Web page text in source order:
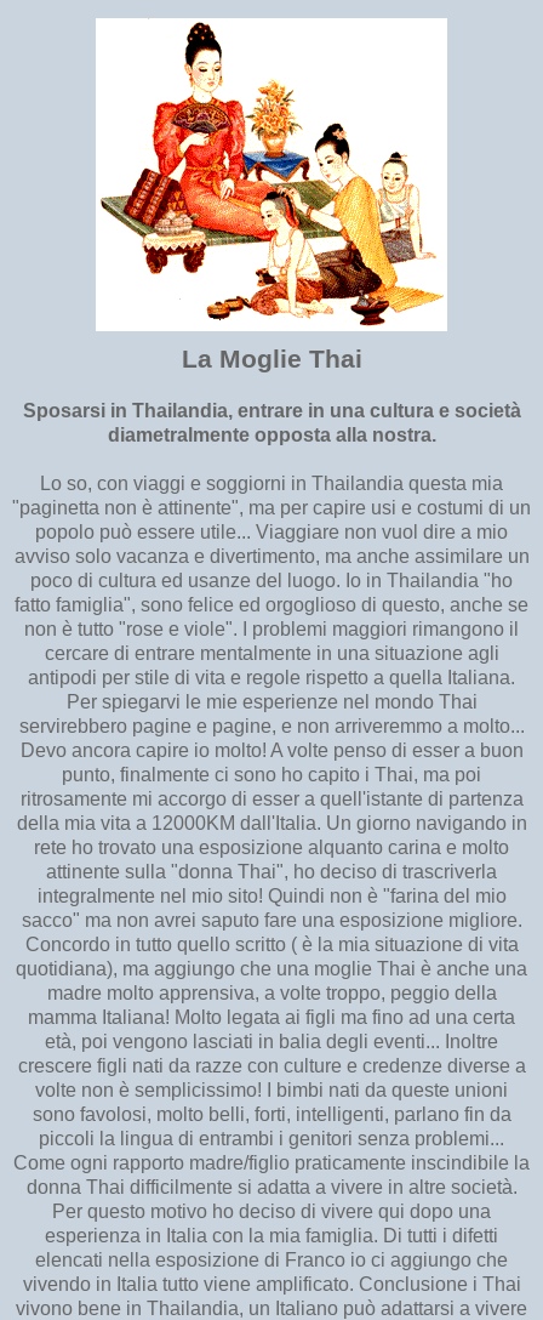
La Moglie Thai
Sposarsi in Thailandia, entrare in una cultura e società
diametralmente opposta alla nostra.
Lo so, con viaggi e soggiorni in Thailandia questa mia
"paginetta non è attinente", ma per capire usi e costumi di un
popolo può essere utile... Viaggiare non vuol dire a mio
avviso solo vacanza e divertimento, ma anche assimilare un
poco di cultura ed usanze del luogo. Io in Thailandia "ho
fatto famiglia", sono felice ed orgoglioso di questo, anche se
non è tutto "rose e viole". I problemi maggiori rimangono il
cercare di entrare mentalmente in una situazione agli
antipodi per stile di vita e regole rispetto a quella Italiana.
Per spiegarvi le mie esperienze nel mondo Thai
servirebbero pagine e pagine, e non arriveremmo a molto...
Devo ancora capire io molto! A volte penso di esser a buon
punto, finalmente ci sono ho capito i Thai, ma poi
ritrosamente mi accorgo di esser a quell'istante di partenza
della mia vita a 12000KM dall'Italia. Un giorno navigando in
rete ho trovato una esposizione alquanto carina e molto
attinente sulla "donna Thai", ho deciso di trascriverla
integralmente nel mio sito! Quindi non è "farina del mio
sacco" ma non avrei saputo fare una esposizione migliore.
Concordo in tutto quello scritto ( è la mia situazione di vita
quotidiana), ma aggiungo che una moglie Thai è anche una
madre molto apprensiva, a volte troppo, peggio della
mamma Italiana! Molto legata ai figli ma fino ad una certa
età, poi vengono lasciati in balia degli eventi... Inoltre
crescere figli nati da razze con culture e credenze diverse a
volte non è semplicissimo! I bimbi nati da queste unioni
sono favolosi, molto belli, forti, intelligenti, parlano fin da
piccoli la lingua di entrambi i genitori senza problemi...
Come ogni rapporto madre/figlio praticamente inscindibile la
donna Thai difficilmente si adatta a vivere in altre società.
Per questo motivo ho deciso di vivere qui dopo una
esperienza in Italia con la mia famiglia. Di tutti i difetti
elencati nella esposizione di Franco io ci aggiungo che
vivendo in Italia tutto viene amplificato. Conclusione i Thai
vivono bene in Thailandia, un Italiano può adattarsi a vivere